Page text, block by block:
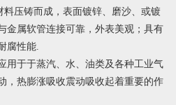
料压铸而成，表面镀锌、磨沙、或镀
金属软管连接可靠，外表美观；具有
腐性能.
于于蒸汽、水、油类及各种工业气
，热膨涨吸收震动吸收起着重要的作